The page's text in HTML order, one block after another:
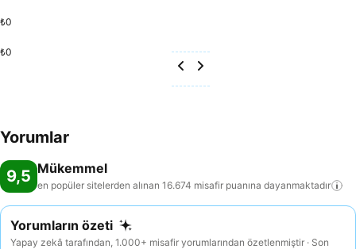
₺0
₺0
Yorumlar
9,5 Mükemmel
en popüler sitelerden alınan 16.674 misafir puanına dayanmaktadır
Yorumların özeti
Yapay zekâ tarafından, 1.000+ misafir yorumlarından özetlenmiştir · Son